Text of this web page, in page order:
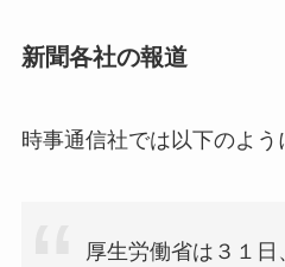
新聞各社の報道
時事通信社では以下のよう
厚生労働省は３１